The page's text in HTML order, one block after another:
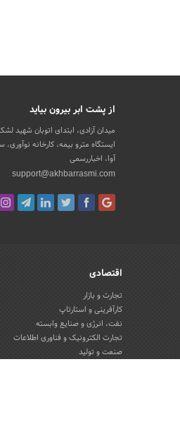
از پشت ابر بیرون بیاید
میدان آزادی، ابتدای اتوبان شهید
ایستگاه مترو بیمه، کارخانه
آوا، اخباررسمی
support@akhbarrasmi.com
اقتصادی
تجارت و بازار
کارآفرینی و استارتاپ
نفت، انرژی و صنایع وابسته
تجارت الکترونیک و فناوری اطلاعات
صنعت و تولید